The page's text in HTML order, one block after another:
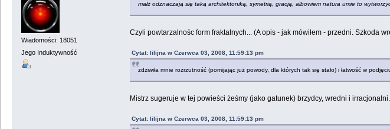
Wiadomości: 18051
Jego Induktywność
małż odznaczają się taką architektoniką, symetrią, gracją, albowiem natura umie to
Czyli powtarzalnośc form fraktalnych... (A opis - jak mówiłem - przedni. Szkoda
Cytat: lilijna w Czerwca 03, 2008, 11:59:13 pm
zdziwiła mnie rozrzutność (pomijając już powody, dla których tak się stało) i łatwość w
Mistrz sugeruje w tej powieści żeśmy (jako gatunek) brzydcy, wredni i
Cytat: lilijna w Czerwca 03, 2008, 11:59:13 pm